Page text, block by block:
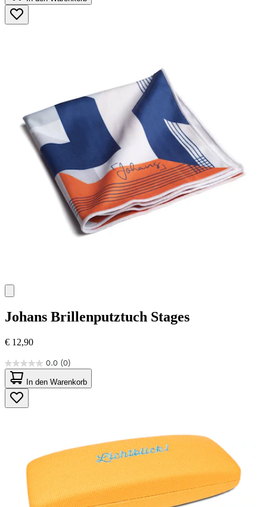
5
Sternen.
42
Johans Brillenputztuch Stages
€ 12,90
0.0 (0)
0.0
von
5
Sternen.
In den Warenkorb